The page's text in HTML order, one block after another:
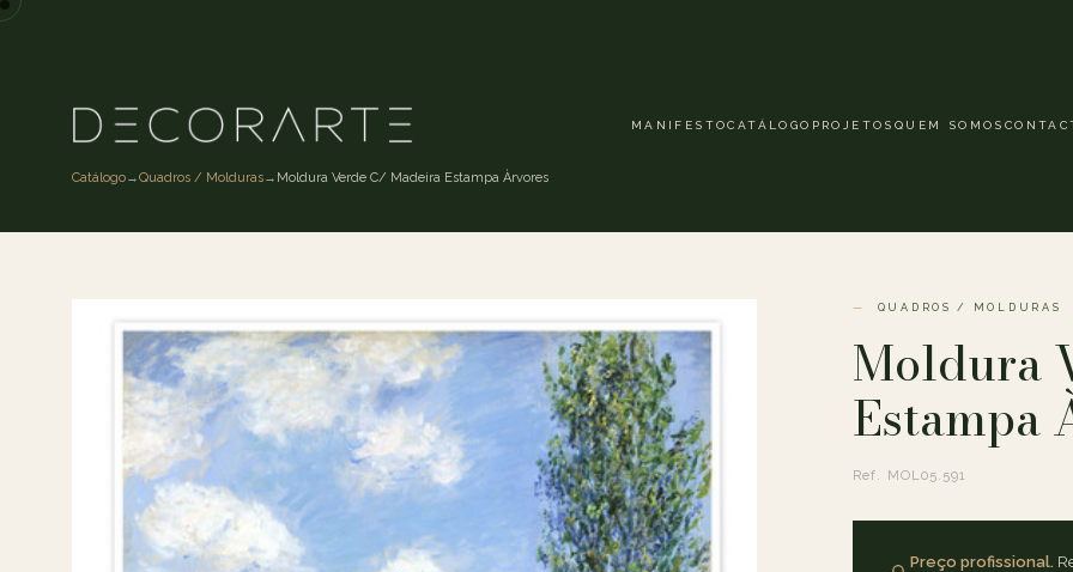
MANIFESTOCATÁLOGO PROJETOS QUEM SOMOS
Catálogo→Quadros / Molduras→ Moldura Verde C/ Madeira Estampa Àrvores
QUADROS / MOLDURAS
Moldura
Estampa
Ref. MOL05.591
Preço profissional.